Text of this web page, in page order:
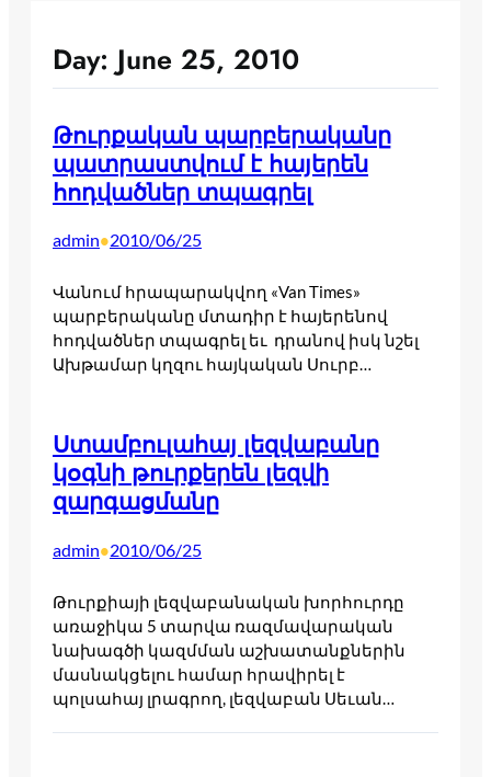
Day: June 25, 2010
Թուրքական պարբերականը
պատրաստվում է հայերեն
հոդվածներ տպագրել
admin•2010/06/25
Վանում հրապարակվող «Van Times»
պարբերականը մտադիր է հայերենով
հոդվածներ տպագրել եւ դրանով իսկ նշել
Ախթամար կղզու հայկական Սուրբ…
Ստամբուլահայ լեզվաբանը
կօգնի թուրքերեն լեզվի
զարգացմանը
admin•2010/06/25
Թուրքիայի լեզվաբանական խորհուրդը
առաջիկա 5 տարվա ռազմավարական
նախագծի կազմման աշխատանքներին
մասնակցելու համար հրավիրել է
պոլսահայ լրագրող, լեզվաբան Սեւան…